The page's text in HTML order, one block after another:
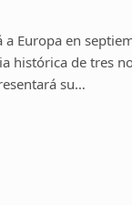
a Europa en
histórica de tres
su…